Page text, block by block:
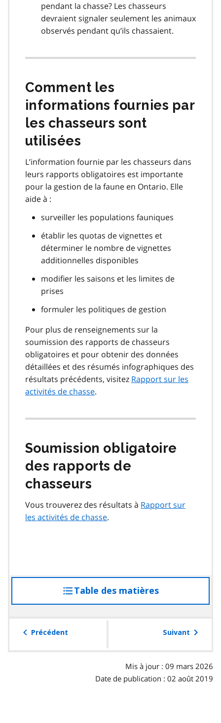
pendant la chasse? Les chasseurs
devraient signaler seulement les animaux
observés pendant qu’ils chassaient.
Comment les
informations fournies par
les chasseurs sont
utilisées
L’information fournie par les chasseurs dans
leurs rapports obligatoires est importante
pour la gestion de la faune en Ontario. Elle
aide à :
surveiller les populations fauniques
établir les quotas de vignettes et
déterminer le nombre de vignettes
additionnelles disponibles
modifier les saisons et les limites de
prises
formuler les politiques de gestion
Pour plus de renseignements sur la
soumission des rapports de chasseurs
obligatoires et pour obtenir des données
détaillées et des résumés infographiques des
résultats précédents, visitez Rapport sur les
activités de chasse.
Soumission obligatoire
des rapports de
chasseurs
Vous trouverez des résultats à Rapport sur
les activités de chasse.
Table des matières
à
table
Précédent Suivant
Mis à jour : 09 mars 2026
Date de publication : 02 août 2019